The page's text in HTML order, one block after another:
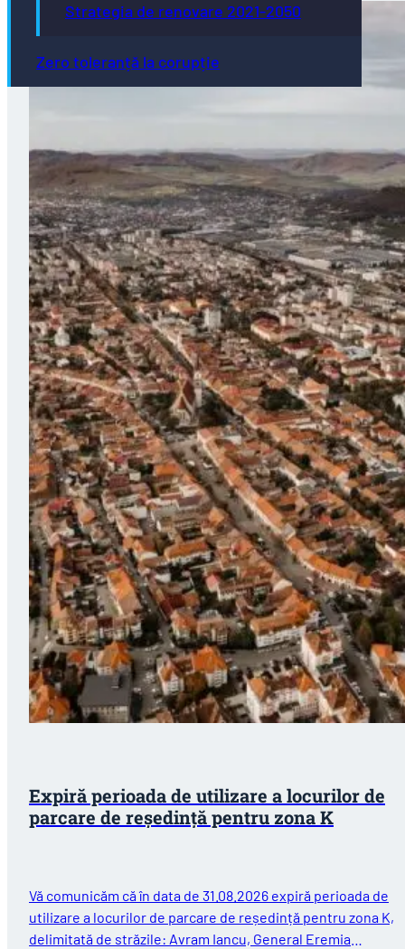
Strategia de renovare 2021-2050
Zero toleranță la corupție
Expiră perioada de utilizare a locurilor de
parcare de reședință pentru zona K
Vă comunicăm că în data de 31.08.2026 expiră perioada de
utilizare a locurilor de parcare de reședință pentru zona K,
delimitată de străzile: Avram Iancu, General Eremia